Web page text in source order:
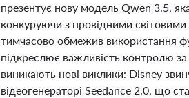
презентує нову модель Qwen 3.5,
конкуруючи з провідними
тимчасово обмежив використання
підкреслює важливість контролю
виникають нові виклики: Disney
відеогенераторі Seedance 2.0, що